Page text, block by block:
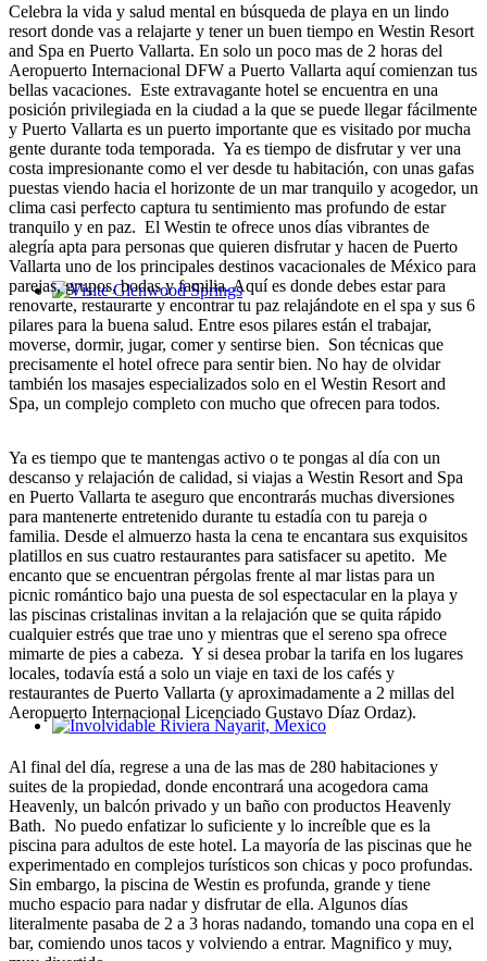
Glenwood Springs - Bello y Encantador
Celebra la vida y salud mental en búsqueda de playa en un lindo
resort donde vas a relajarte y tener un buen tiempo en Westin Resort
and Spa en Puerto Vallarta. En solo un poco mas de 2 horas del
Aeropuerto Internacional DFW a Puerto Vallarta aquí comienzan tus
bellas vacaciones. Este extravagante hotel se encuentra en una
posición privilegiada en la ciudad a la que se puede llegar fácilmente
y Puerto Vallarta es un puerto importante que es visitado por mucha
gente durante toda temporada. Ya es tiempo de disfrutar y ver una
costa impresionante como el ver desde tu habitación, con unas gafas
puestas viendo hacia el horizonte de un mar tranquilo y acogedor, un
clima casi perfecto captura tu sentimiento mas profundo de estar
tranquilo y en paz. El Westin te ofrece unos días vibrantes de
alegría apta para personas que quieren disfrutar y hacen de Puerto
Vallarta uno de los principales destinos vacacionales de México para
parejas, grupos, bodas y familia. Aquí es donde debes estar para
renovarte, restaurarte y encontrar tu paz relajándote en el spa y sus 6
pilares para la buena salud. Entre esos pilares están el trabajar,
moverse, dormir, jugar, comer y sentirse bien. Son técnicas que
precisamente el hotel ofrece para sentir bien. No hay de olvidar
también los masajes especializados solo en el Westin Resort and
Spa, un complejo completo con mucho que ofrecen para todos.
Ya es tiempo que te mantengas activo o te pongas al día con un
descanso y relajación de calidad, si viajas a Westin Resort and Spa
en Puerto Vallarta te aseguro que encontrarás muchas diversiones
para mantenerte entretenido durante tu estadía con tu pareja o
familia. Desde el almuerzo hasta la cena te encantara sus exquisitos
platillos en sus cuatro restaurantes para satisfacer su apetito. Me
encanto que se encuentran pérgolas frente al mar listas para un
picnic romántico bajo una puesta de sol espectacular en la playa y
las piscinas cristalinas invitan a la relajación que se quita rápido
cualquier estrés que trae uno y mientras que el sereno spa ofrece
mimarte de pies a cabeza. Y si desea probar la tarifa en los lugares
locales, todavía está a solo un viaje en taxi de los cafés y
restaurantes de Puerto Vallarta (y aproximadamente a 2 millas del
Aeropuerto Internacional Licenciado Gustavo Díaz Ordaz).
Al final del día, regrese a una de las mas de 280 habitaciones y
suites de la propiedad, donde encontrará una acogedora cama
Heavenly, un balcón privado y un baño con productos Heavenly
Bath. No puedo enfatizar lo suficiente y lo increíble que es la
piscina para adultos de este hotel. La mayoría de las piscinas que he
experimentado en complejos turísticos son chicas y poco profundas.
Sin embargo, la piscina de Westin es profunda, grande y tiene
mucho espacio para nadar y disfrutar de ella. Algunos días
literalmente pasaba de 2 a 3 horas nadando, tomando una copa en el
bar, comiendo unos tacos y volviendo a entrar. Magnifico y muy,